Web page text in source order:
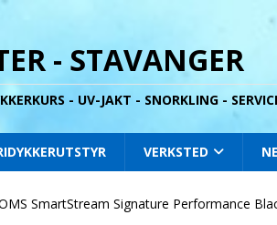
- STAVANGER
- UV-JAKT - SNORKLING -
VERKSTED
SmartStream Signature Performance